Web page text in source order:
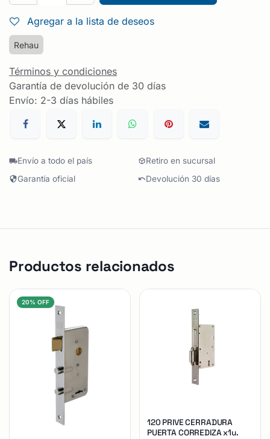
Agregar a la lista de deseos
Rehau
Términos y condiciones
Garantía de devolución de 30 días
Envío: 2-3 días hábiles
Envío a todo el país
Retiro en sucursal
Garantía oficial
Devolución 30 días
Productos relacionados
20% OFF
120 PRIVE CERRADURA
PUERTA CORREDIZA x1u.